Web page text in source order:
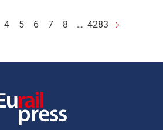
4 5 6 7 8 … 4283